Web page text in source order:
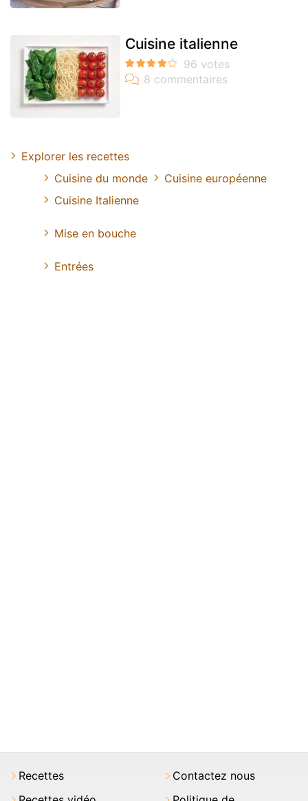
Cuisine italienne
Explorer les recettes
Cuisine du monde
Cuisine européenne
Cuisine Italienne
Mise en bouche
Entrées
Recettes
Contactez nous